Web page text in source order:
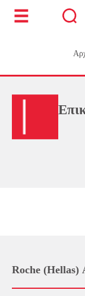
Roche (Hellas)